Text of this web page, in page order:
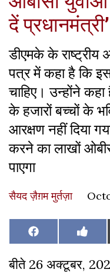
दें प्रधानमंत्री’
डीएमके के
पत्र में कहा है कि इस
चाहिए। उन्होंने
के हजारों बच्चों के
आरक्षण नहीं दिया
करने का लाखों
पाएगा
सैयद ज़ैग़म मुर्तज़ा
Share
on
Facebook Share
on
Like
on
बीते 26 अक्टूबर,